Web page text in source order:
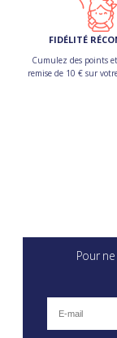
FIDÉLITÉ
Cumulez des points
remise de 10 € sur
Pour